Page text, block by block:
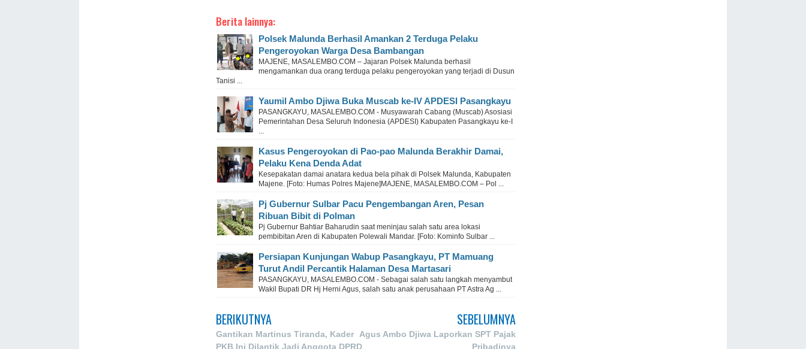
Berita lainnya:
Polsek Malunda Berhasil Amankan 2 Terduga Pelaku
Pengeroyokan Warga Desa Bambangan
MAJENE, MASALEMBO.COM – Jajaran Polsek Malunda berhasil
mengamankan dua orang terduga pelaku pengeroyokan yang terjadi di Dusun
Tanisi ...
Yaumil Ambo Djiwa Buka Muscab ke-IV APDESI Pasangkayu
PASANGKAYU, MASALEMBO.COM - Musyawarah Cabang (Muscab) Asosiasi
Pemerintahan Desa Seluruh Indonesia (APDESI) Kabupaten Pasangkayu ke-I
...
Kasus Pengeroyokan di Pao-pao Malunda Berakhir Damai,
Pelaku Kena Denda Adat
Kesepakatan damai anatara kedua bela pihak di Polsek Malunda, Kabupaten
Majene. [Foto: Humas Polres Majene]MAJENE, MASALEMBO.COM – Pol ...
Pj Gubernur Sulbar Pacu Pengembangan Aren, Pesan
Ribuan Bibit di Polman
Pj Gubernur Bahtiar Baharudin saat meninjau salah satu area lokasi
pembibitan Aren di Kabupaten Polewali Mandar. [Foto: Kominfo Sulbar ...
Persiapan Kunjungan Wabup Pasangkayu, PT Mamuang
Turut Andil Percantik Halaman Desa Martasari
PASANGKAYU, MASALEMBO.COM - Sebagai salah satu langkah menyambut
Wakil Bupati DR Hj Herni Agus, salah satu anak perusahaan PT Astra Ag ...
BERIKUTNYA
Gantikan Martinus Tiranda, Kader
PKB Ini Dilantik Jadi Anggota DPRD
SEBELUMNYA
Agus Ambo Djiwa Laporkan SPT Pajak
Pribadinya